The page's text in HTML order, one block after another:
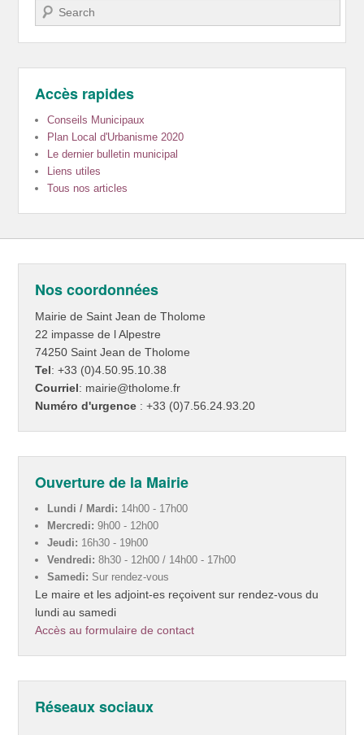
Recherche
Accès rapides
Conseils Municipaux
Plan Local d'Urbanisme 2020
Le dernier bulletin municipal
Liens utiles
Tous nos articles
Nos coordonnées
Mairie de Saint Jean de Tholome
22 impasse de l Alpestre
74250 Saint Jean de Tholome
Tel: +33 (0)4.50.95.10.38
Courriel: mairie@tholome.fr
Numéro d'urgence : +33 (0)7.56.24.93.20
Ouverture de la Mairie
Lundi / Mardi: 14h00 - 17h00
Mercredi: 9h00 - 12h00
Jeudi: 16h30 - 19h00
Vendredi: 8h30 - 12h00 / 14h00 - 17h00
Samedi: Sur rendez-vous
Le maire et les adjoint-es reçoivent sur rendez-vous du
lundi au samedi
Accès au formulaire de contact
Réseaux sociaux